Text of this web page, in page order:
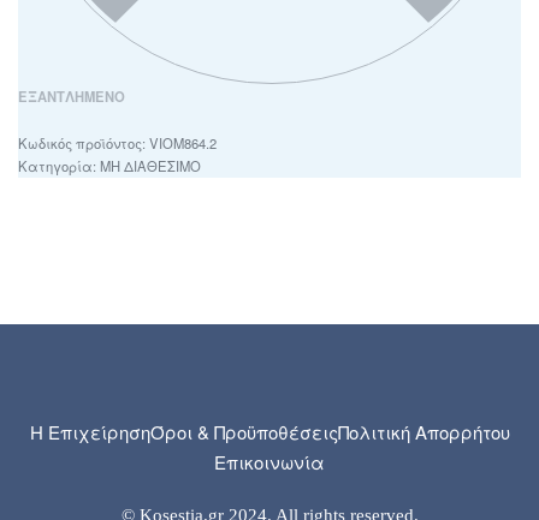
ΕΞΑΝΤΛΗΜΈΝΟ
VIOM864.2
Κατηγορία: ΜΗ ΔΙΑΘΕΣΙΜΟ
Η ΕπιχείρησηΌροι & ΠροϋποθέσειςΠολιτική Απορρήτου
Επικοινωνία
© Kosestia.gr 2024. All rights reserved.